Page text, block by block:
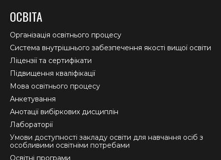
opens
in
new
window
opens
in
new
window
in
new
window
ОСВІТА
Організація освітнього процесу
Система внутрішнього забезпечення якості вищої освіти
Ліцензії та сертифікати
Підвищення кваліфікації
Мова освітнього процесу
Анкетування
Анотації вибіркових дисциплін
Лабораторії
Умови доступності закладу освіти для навчання осіб з
особливими освітніми потребами
Освітні програми